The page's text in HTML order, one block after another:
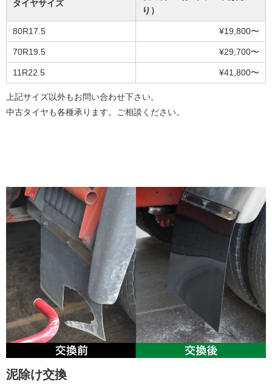
タイヤサイズ
り）
80R17.5 ¥19,800〜
70R19.5 ¥29,700〜
11R22.5 ¥41,800〜
上記サイズ以外もお問い合わせ下さい。
中古タイヤも各種承ります。ご相談ください。
泥除け交換